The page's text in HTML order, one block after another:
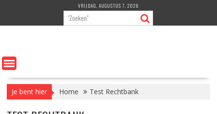
de
VRIJDAG, AUGUSTUS 7, 2026
Je bent hier Home Test Rechtbank